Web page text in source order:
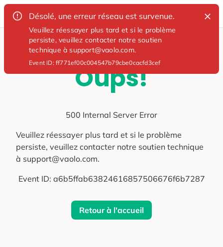
Désolé, une erreur réseau est survenue.
Veuillez réessayer plus tard et si le problème
persiste, veuillez contacter notre soutien
technique à support@vaolo.com.
Event ID:ff771ef00c004547b79cbe0cacfd3cef
Oups!
500 Internal Server Error
Veuillez réessayer plus tard et si le problème
persiste, veuillez contacter notre soutien technique
à support@vaolo.com.
Event ID: a6b5ffab63824616857506676f6b7287
Retour à l'accueil